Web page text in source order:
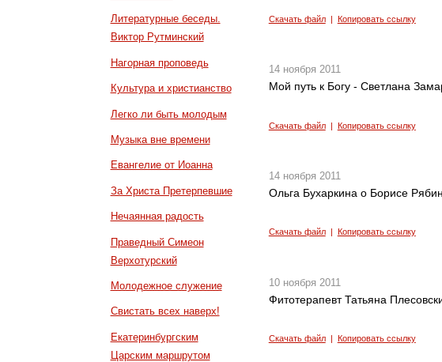
Литературные беседы.
Виктор Рутминский
Нагорная проповедь
Культура и христианство
Легко ли быть молодым
Музыка вне времени
Евангелие от Иоанна
За Христа Претерпевшие
Нечаянная радость
Праведный Симеон
Верхотурский
Молодежное служение
Свистать всех наверх!
Екатеринбургским
Царским маршрутом
Скачать файл| Копировать ссылку
14 ноября 2011
Мой путь к Богу - Светлана
Скачать файл| Копировать ссылку
14 ноября 2011
Ольга Бухаркина о Борисе
Скачать файл| Копировать ссылку
10 ноября 2011
Фитотерапевт Татьяна
Скачать файл| Копировать ссылку